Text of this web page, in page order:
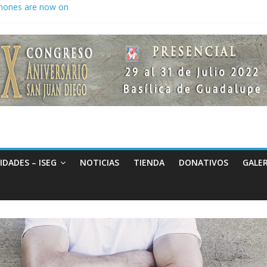
are now on
to keep secrets?
the world
– ISEG NOTICIAS TIENDA DONATIVOS